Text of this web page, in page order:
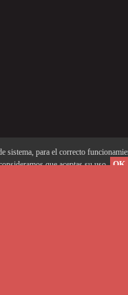
sistema, para el correcto
que aceptas su uso. OK